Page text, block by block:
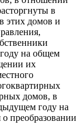
в
этих домов и
на общем
их
домов, в
году на
преобразовании